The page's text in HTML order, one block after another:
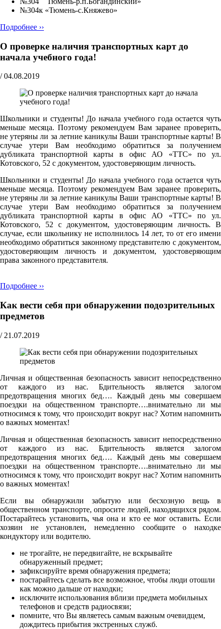
№304к «Тюмень-с.Княжево»
Подробнее ››
О проверке наличия транспортных карт до
начала учебного года!
/ 04.08.2019
Школьники и студенты! До начала учебного года остается чуть
меньше месяца. Поэтому рекомендуем Вам заранее проверить,
не утеряны ли за летние каникулы Ваши транспортные карты! В
случае утери Вам необходимо обратиться за получением
дубликата транспортной карты в офис АО «ТТС» по ул.
Котовского, 52 с документом, удостоверяющим личность.
Школьники и студенты! До начала учебного года остается чуть
меньше месяца. Поэтому рекомендуем Вам заранее проверить,
не утеряны ли за летние каникулы Ваши транспортные карты! В
случае утери Вам необходимо обратиться за получением
дубликата транспортной карты в офис АО «ТТС» по ул.
Котовского, 52 с документом, удостоверяющим личность. В
случае, если школьнику не исполнилось 14 лет, то от его имени
необходимо обратиться законному представителю с документом,
удостоверяющим личность и документом, удостоверяющим
права законного представителя.
Подробнее ››
Как вести себя при обнаружении подозрительных
предметов
/ 21.07.2019
Личная и общественная безопасность зависит непосредственно
от каждого из нас. Бдительность является залогом
предотвращения многих бед…. Каждый день мы совершаем
поездки на общественном транспорте….внимательно ли мы
относимся к тому, что происходит вокруг нас? Хотим напомнить
о важных моментах!
Личная и общественная безопасность зависит непосредственно
от каждого из нас. Бдительность является залогом
предотвращения многих бед…. Каждый день мы совершаем
поездки на общественном транспорте….внимательно ли мы
относимся к тому, что происходит вокруг нас? Хотим напомнить
о важных моментах!
Если вы обнаружили забытую или бесхозную вещь в
общественном транспорте, опросите людей, находящихся рядом.
Постарайтесь установить, чья она и кто ее мог оставить. Если
хозяин не установлен, немедленно сообщите о находке
кондуктору или водителю.
не трогайте, не передвигайте, не вскрывайте
обнаруженный предмет;
зафиксируйте время обнаружения предмета;
постарайтесь сделать все возможное, чтобы люди отошли
как можно дальше от находки;
исключите использования вблизи предмета мобильных
телефонов и средств радиосвязи;
помните, что Вы являетесь самым важным очевидцем,
дождитесь прибытия экстренных служб.